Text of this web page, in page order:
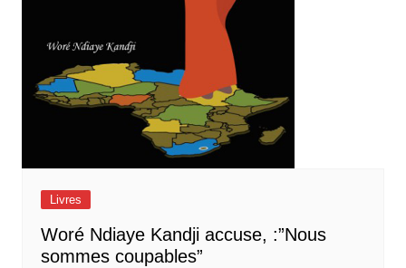
Livres
Woré Ndiaye Kandji accuse, :”Nous
sommes coupables”